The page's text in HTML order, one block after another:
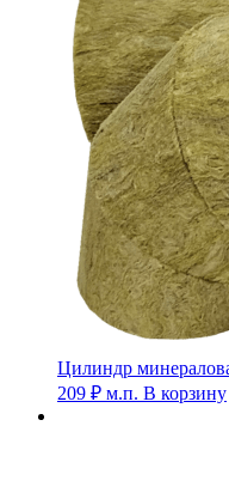
Цилиндр
209 ₽ м.п. В корзину